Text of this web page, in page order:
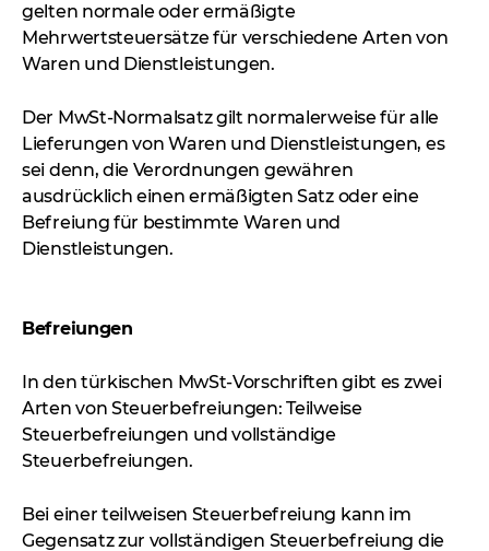
gelten normale oder ermäßigte
Mehrwertsteuersätze für verschiedene Arten von
Waren und Dienstleistungen.
Der MwSt-Normalsatz gilt normalerweise für alle
Lieferungen von Waren und Dienstleistungen, es
sei denn, die Verordnungen gewähren
ausdrücklich einen ermäßigten Satz oder eine
Befreiung für bestimmte Waren und
Dienstleistungen.
Befreiungen
In den türkischen MwSt-Vorschriften gibt es zwei
Arten von Steuerbefreiungen: Teilweise
Steuerbefreiungen und vollständige
Steuerbefreiungen.
Bei einer teilweisen Steuerbefreiung kann im
Gegensatz zur vollständigen Steuerbefreiung die